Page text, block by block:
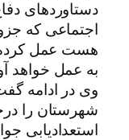
دستاوردهای
اجتماعی که
هست عمل کرده
به عمل خواهد
وی در ادامه
شهرستان را
استعدادیابی